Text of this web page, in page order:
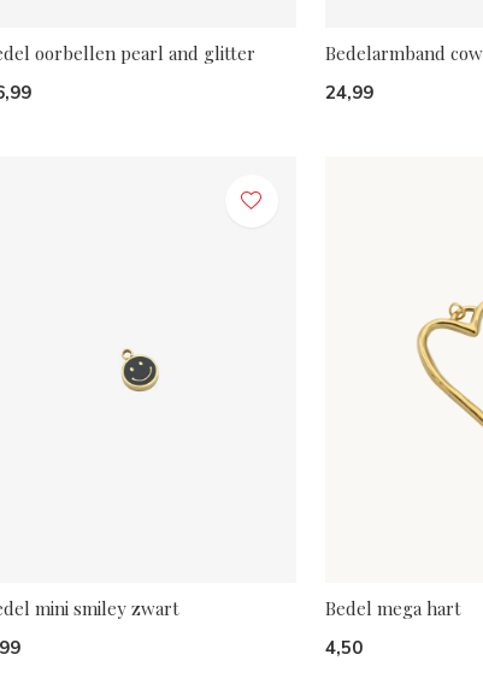
oorbellen pearl and glitter Bedelarmband
24,99
mini smiley zwart Bedel mega hart
4,50